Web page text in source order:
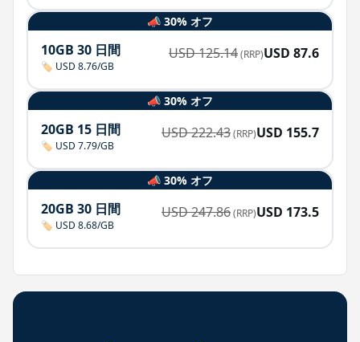
📣 30% オフ
10GB 30 日間
🏷️ USD 8.76/GB
USD125.14(RRP)USD 87.6
📣 30% オフ
20GB 15 日間
🏷️ USD 7.79/GB
USD222.43(RRP)USD 155.7
📣 30% オフ
20GB 30 日間
🏷️ USD 8.68/GB
USD247.86(RRP)USD 173.5